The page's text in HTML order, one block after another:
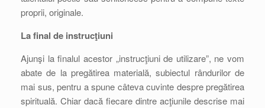
proprii, originale.
La final de instrucţiuni
Ajunşi la finalul acestor „instrucţiuni de utilizare”, ne vom
abate de la pregătirea materială, subiectul rândurilor de
mai sus, pentru a spune câteva cuvinte despre pregătirea
spirituală. Chiar dacă fiecare dintre acţiunile descrise mai